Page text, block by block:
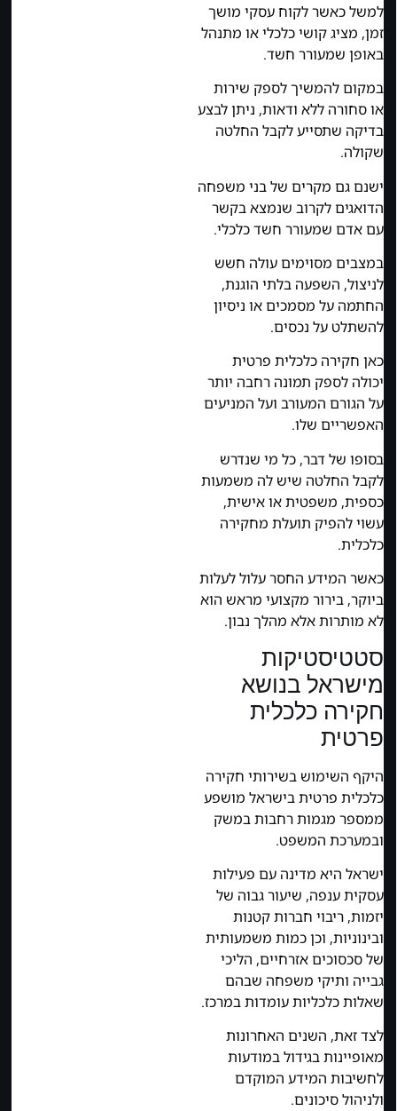
למשל כאשר לקוח עסקי מושך
זמן, מציג קושי כלכלי או מתנהל
באופן שמעורר חשד.
במקום להמשיך לספק שירות
או סחורה ללא ודאות, ניתן לבצע
בדיקה שתסייע לקבל החלטה
שקולה.
ישנם גם מקרים של בני משפחה
הדואגים לקרוב שנמצא בקשר
עם אדם שמעורר חשד כלכלי.
במצבים מסוימים עולה חשש
לניצול, השפעה בלתי הוגנת,
החתמה על מסמכים או ניסיון
להשתלט על נכסים.
כאן חקירה כלכלית פרטית
יכולה לספק תמונה רחבה יותר
על הגורם המעורב ועל המניעים
האפשריים שלו.
בסופו של דבר, כל מי שנדרש
לקבל החלטה שיש לה משמעות
כספית, משפטית או אישית,
עשוי להפיק תועלת מחקירה
כלכלית.
כאשר המידע החסר עלול לעלות
ביוקר, בירור מקצועי מראש הוא
לא מותרות אלא מהלך נבון.
סטטיסטיקות
מישראל בנושא
חקירה כלכלית
פרטית
היקף השימוש בשירותי חקירה
כלכלית פרטית בישראל מושפע
ממספר מגמות רחבות במשק
ובמערכת המשפט.
ישראל היא מדינה עם פעילות
עסקית ענפה, שיעור גבוה של
יזמות, ריבוי חברות קטנות
ובינוניות, וכן כמות משמעותית
של סכסוכים אזרחיים, הליכי
גבייה ותיקי משפחה שבהם
שאלות כלכליות עומדות במרכז.
לצד זאת, השנים האחרונות
מאופיינות בגידול במודעות
לחשיבות המידע המוקדם
ולניהול סיכונים.